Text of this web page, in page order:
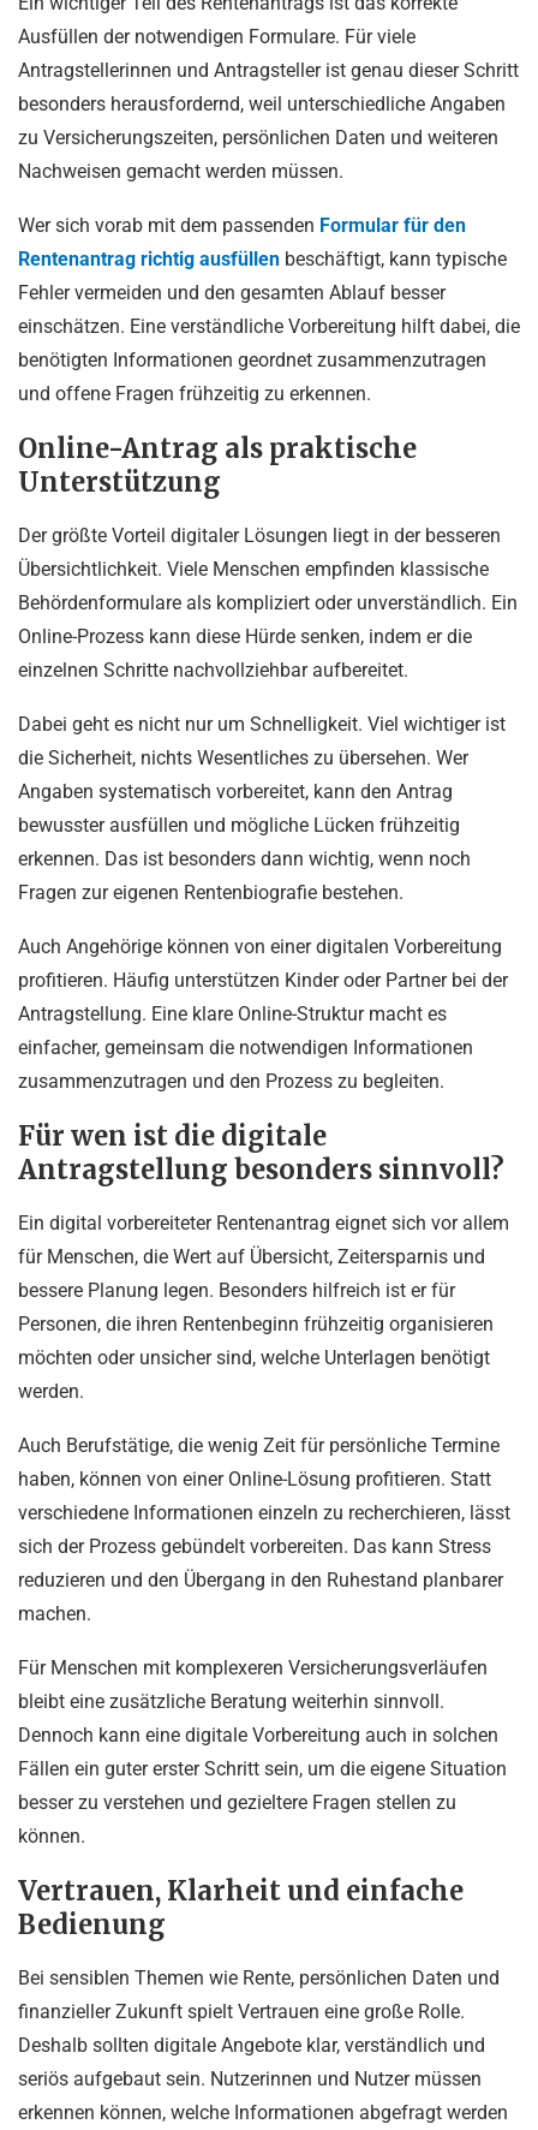
Ausfüllen der notwendigen Formulare. Für viele
Antragstellerinnen und Antragsteller ist genau dieser Schritt
besonders herausfordernd, weil unterschiedliche Angaben
zu Versicherungszeiten, persönlichen Daten und weiteren
Nachweisen gemacht werden müssen.
Wer sich vorab mit dem passenden Formular für den
Rentenantrag richtig ausfüllen beschäftigt, kann typische
Fehler vermeiden und den gesamten Ablauf besser
einschätzen. Eine verständliche Vorbereitung hilft dabei, die
benötigten Informationen geordnet zusammenzutragen
und offene Fragen frühzeitig zu erkennen.
Online-Antrag als praktische
Unterstützung
Der größte Vorteil digitaler Lösungen liegt in der besseren
Übersichtlichkeit. Viele Menschen empfinden klassische
Behördenformulare als kompliziert oder unverständlich. Ein
Online-Prozess kann diese Hürde senken, indem er die
einzelnen Schritte nachvollziehbar aufbereitet.
Dabei geht es nicht nur um Schnelligkeit. Viel wichtiger ist
die Sicherheit, nichts Wesentliches zu übersehen. Wer
Angaben systematisch vorbereitet, kann den Antrag
bewusster ausfüllen und mögliche Lücken frühzeitig
erkennen. Das ist besonders dann wichtig, wenn noch
Fragen zur eigenen Rentenbiografie bestehen.
Auch Angehörige können von einer digitalen Vorbereitung
profitieren. Häufig unterstützen Kinder oder Partner bei der
Antragstellung. Eine klare Online-Struktur macht es
einfacher, gemeinsam die notwendigen Informationen
zusammenzutragen und den Prozess zu begleiten.
Für wen ist die digitale
Antragstellung besonders sinnvoll?
Ein digital vorbereiteter Rentenantrag eignet sich vor allem
für Menschen, die Wert auf Übersicht, Zeitersparnis und
bessere Planung legen. Besonders hilfreich ist er für
Personen, die ihren Rentenbeginn frühzeitig organisieren
möchten oder unsicher sind, welche Unterlagen benötigt
werden.
Auch Berufstätige, die wenig Zeit für persönliche Termine
haben, können von einer Online-Lösung profitieren. Statt
verschiedene Informationen einzeln zu recherchieren, lässt
sich der Prozess gebündelt vorbereiten. Das kann Stress
reduzieren und den Übergang in den Ruhestand planbarer
machen.
Für Menschen mit komplexeren Versicherungsverläufen
bleibt eine zusätzliche Beratung weiterhin sinnvoll.
Dennoch kann eine digitale Vorbereitung auch in solchen
Fällen ein guter erster Schritt sein, um die eigene Situation
besser zu verstehen und gezieltere Fragen stellen zu
können.
Vertrauen, Klarheit und einfache
Bedienung
Bei sensiblen Themen wie Rente, persönlichen Daten und
finanzieller Zukunft spielt Vertrauen eine große Rolle.
Deshalb sollten digitale Angebote klar, verständlich und
seriös aufgebaut sein. Nutzerinnen und Nutzer müssen
erkennen können, welche Informationen abgefragt werden